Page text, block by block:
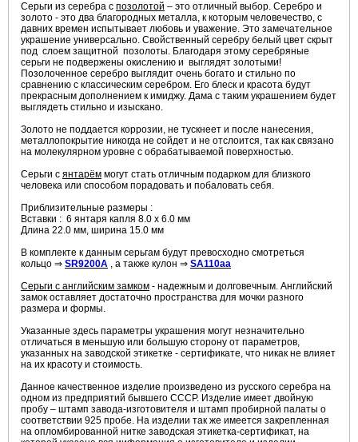
Серьги из серебра с позолотой – это отличный выбор. Серебро и
золото - это два благородных металла, к которым человечество, с
давних времен испытывает любовь и уважение. Это замечательное
украшение универсально. Свойственный серебру белый цвет скрыт
под слоем защитной позолоты. Благодаря этому серебряные
серьги не подвержены окислению и выглядят золотыми!
Позолоченное серебро выглядит очень богато и стильно по
сравнению с классическим серебром. Его блеск и красота будут
прекрасным дополнением к имиджу. Дама с таким украшением будет
выглядеть стильно и изыскано.
Золото не поддается коррозии, не тускнеет и после нанесения,
металлопокрытие никогда не сойдет и не отслоится, так как связано
на молекулярном уровне с обрабатываемой поверхностью.
Серьги с янтарём могут стать отличным подарком для близкого
человека или способом порадовать и побаловать себя.
Приблизительные размеры :
Вставки : 6 янтаря капля 8.0 х 6.0 мм
Длина 22.0 мм, ширина 15.0 мм
В комплекте к данным серьгам будут превосходно смотреться
кольцо ⇒ SR9200A , а также кулон ⇒ SA110aa
Серьги с английским замком - надежным и долговечным. Английский
замок оставляет достаточно пространства для мочки разного
размера и формы.
Указанные здесь параметры украшения могут незначительно
отличаться в меньшую или большую сторону от параметров,
указанных на заводской этикетке - сертификате, что никак не влияет
на их красоту и стоимость.
Данное качественное изделие произведено из русского серебра на
одном из предприятий бывшего СССР. Изделие имеет двойную
пробу – штамп завода-изготовителя и штамп пробирной палаты о
соответствии 925 пробе. На изделии так же имеется закрепленная
на опломбированной нитке заводская этикетка-сертификат, на